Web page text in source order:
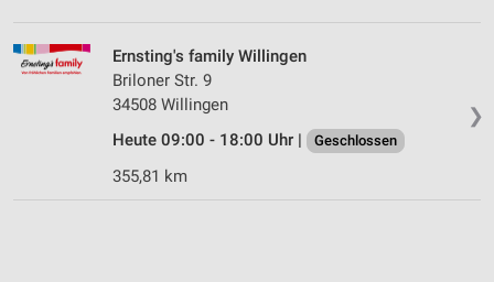
❯
Ernsting's family Willingen
Briloner Str. 9
34508 Willingen
Heute 09:00 - 18:00 Uhr |
Geschlossen
355,81 km